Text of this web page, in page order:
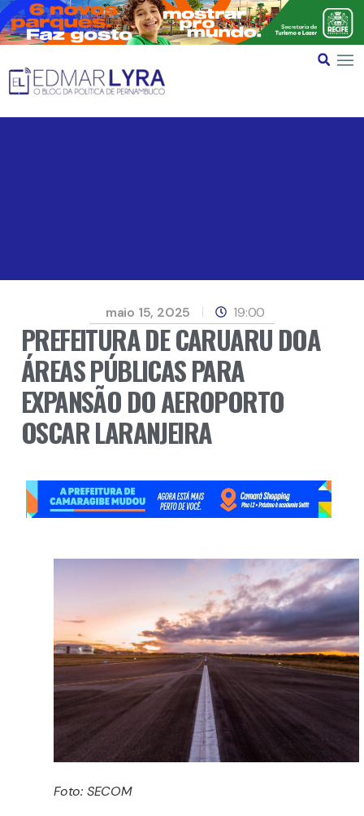
maio 15, 2025 19:00
PREFEITURA DE CARUARU DOA
ÁREAS PÚBLICAS PARA
EXPANSÃO DO AEROPORTO
OSCAR LARANJEIRA
Foto: SECOM